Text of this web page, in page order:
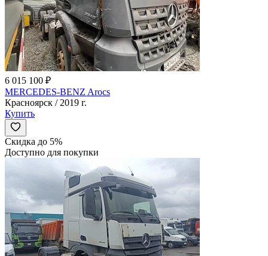
6 015 100 ₽
MERCEDES-BENZ Arocs
Красноярск / 2019 г.
Купить
Скидка до 5%
Доступно для покупки